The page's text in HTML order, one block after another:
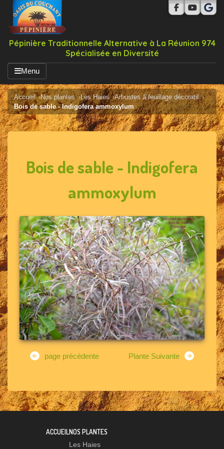
Pépinière Traditionnelle Alternative à La Réunion 974
Spécialisée en Diversité
Menu
Accueil Nos plantes Les Haies
Arbustes à feuillage décoratif
Bois de sable - Indigofera ammoxylum
Bois de sable - Indigofera
ammoxylum
page précédente Plante Suivante
ACCUEILNOS PLANTES
Les Haies